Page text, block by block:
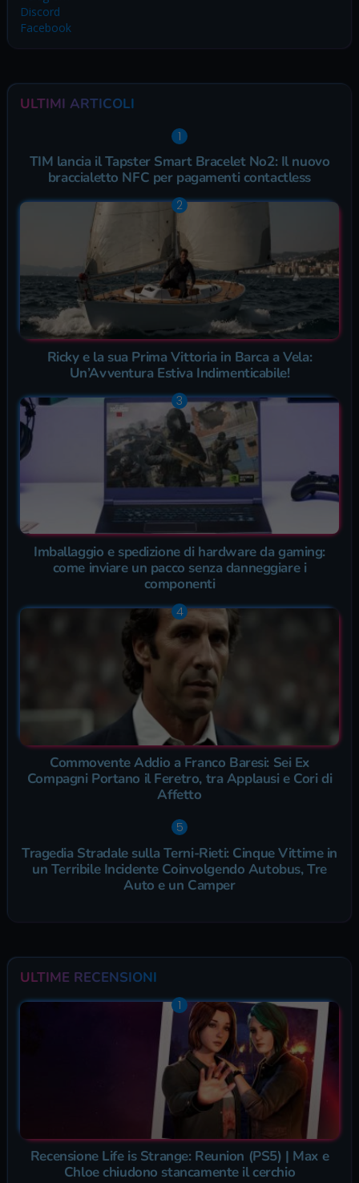
Discord
Facebook
ULTIMI ARTICOLI
TIM lancia il Tapster Smart Bracelet No2: Il nuovo
braccialetto NFC per pagamenti contactless
Ricky e la sua Prima Vittoria in Barca a Vela:
Un’Avventura Estiva Indimenticabile!
Imballaggio e spedizione di hardware da gaming:
come inviare un pacco senza danneggiare i
componenti
Commovente Addio a Franco Baresi: Sei Ex
Compagni Portano il Feretro, tra Applausi e Cori di
Affetto
Tragedia Stradale sulla Terni-Rieti: Cinque Vittime in
un Terribile Incidente Coinvolgendo Autobus, Tre
Auto e un Camper
ULTIME RECENSIONI
Recensione Life is Strange: Reunion (PS5) | Max e
Chloe chiudono stancamente il cerchio